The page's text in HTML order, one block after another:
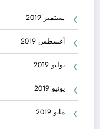
سبتمبر 2019
أغسطس 2019
يوليو 2019
يونيو 2019
مايو 2019